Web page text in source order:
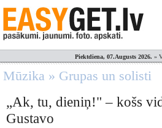
Piektdiena, 07.Augusts 2026. »
Mūzika » Grupas un solisti
„Ak, tu, dieniņ!" – košs
Gustavo